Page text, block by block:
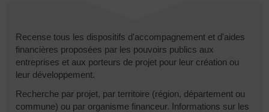
Recense tous les dispositifs d'accompagnement et d'aides
financières proposées par les pouvoirs publics aux
entreprises et aux porteurs de projet pour leur création ou
leur développement.
Recherche par projet, par territoire (région, département ou
commune) ou par organisme financeur. Informations sur les